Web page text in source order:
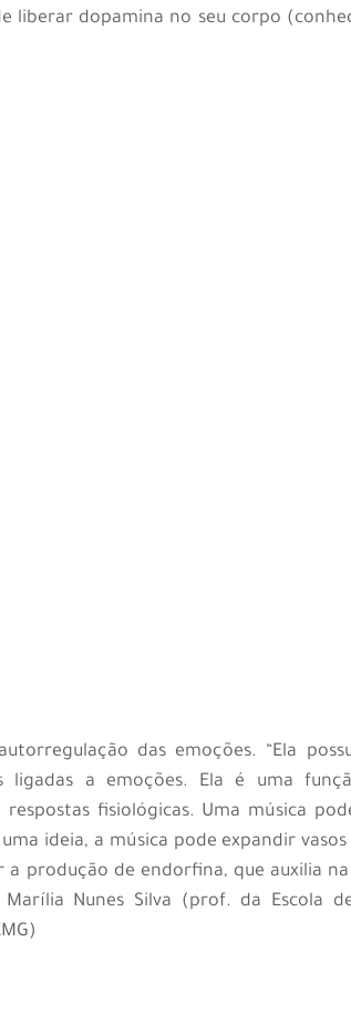
liberar dopamina no seu corpo
das emoções. “Ela
ligadas a emoções. Ela é uma
fisiológicas. Uma música
ideia, a música pode expandir vasos
produção de endorfina, que auxilia
Nunes Silva (prof. da Escola